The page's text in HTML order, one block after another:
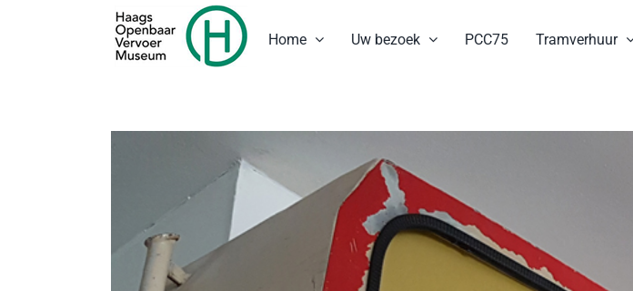
Home Uw bezoek PCC75 Tramverhuur